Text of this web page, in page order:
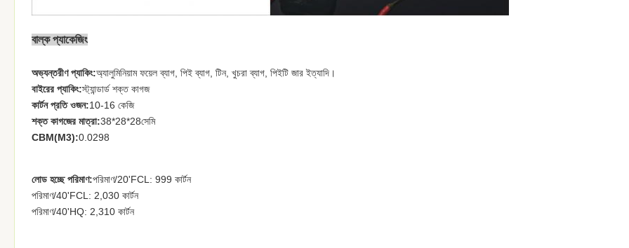
বাল্ক প্যাকেজিং
অভ্যন্তরীণ প্যাকিং:অ্যালুমিনিয়াম ফয়েল ব্যাগ, পিই ব্যাগ, টিন, খুচরা ব্যাগ, পিইটি জার ইত্যাদি।
বাইরের প্যাকিং:স্ট্যান্ডার্ড শক্ত কাগজ
কার্টন প্রতি ওজন:10-16 কেজি
শক্ত কাগজের মাত্রা:38*28*28সেমি
CBM(M3):0.0298
লোড হচ্ছে পরিমাণ:পরিমাণ/20'FCL: 999 কার্টন
পরিমাণ/40'FCL: 2,030 কার্টন
পরিমাণ/40'HQ: 2,310 কার্টন